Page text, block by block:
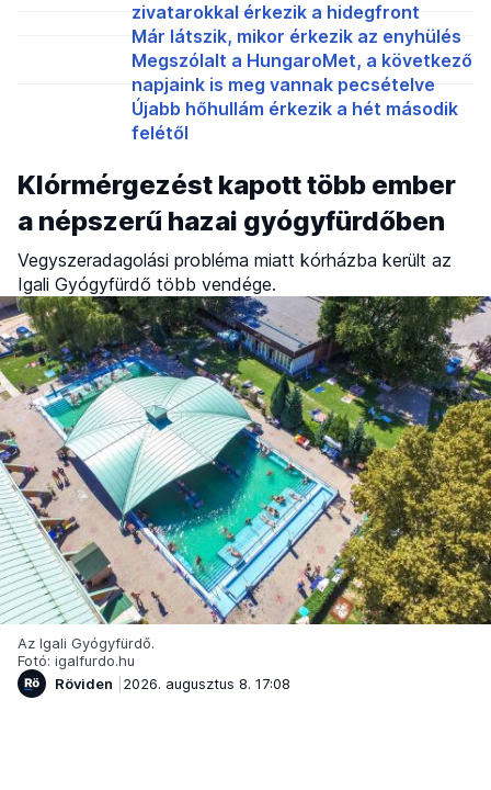
zivatarokkal érkezik a hidegfront
Már látszik, mikor érkezik az enyhülés
Megszólalt a HungaroMet, a következő
napjaink is meg vannak pecsételve
Újabb hőhullám érkezik a hét második
felétől
Klórmérgezést kapott több ember
a népszerű hazai gyógyfürdőben
Vegyszeradagolási probléma miatt kórházba került az
Igali Gyógyfürdő több vendége.
Az Igali Gyógyfürdő.
Fotó: igalfurdo.hu
Röviden
2026. augusztus 8. 17:08